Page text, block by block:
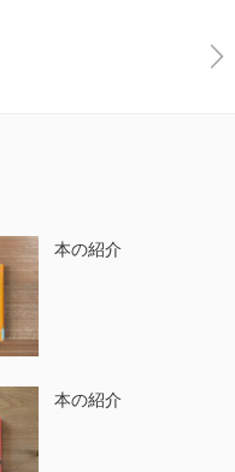
本の紹介
本の紹介